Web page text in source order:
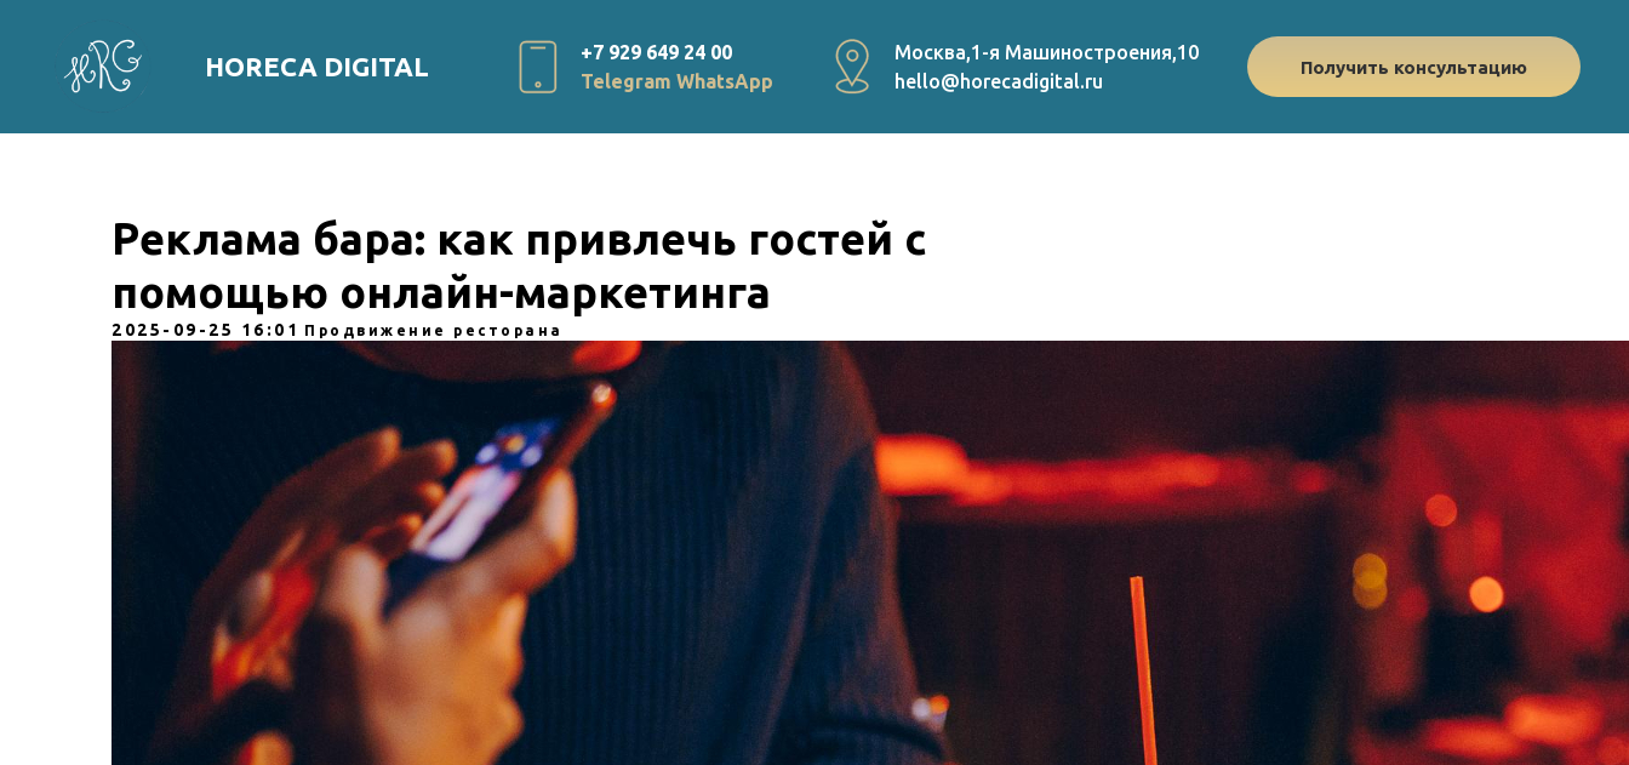
HORECA DIGITAL
+7 929 649 24 00
Telegram WhatsApp
Москва,1-я Машиностроения,10
hello@horecadigital.ru
Получить консультацию
Реклама бара: как привлечь гостей с
помощью онлайн-маркетинга
2025-09-25 16:01 Продвижение ресторана